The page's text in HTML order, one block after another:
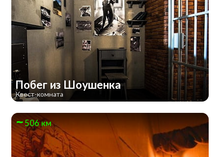
Побег из Шоушенка
Квест-комната
506 км